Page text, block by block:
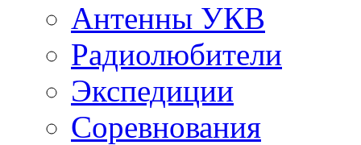
Антенны УКВ
Радиолюбители
Экспедиции
Соревнования